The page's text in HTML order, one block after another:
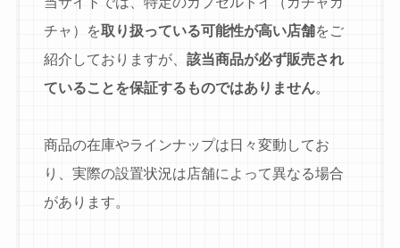
チャ）を取り扱っている可能性が高い店舗をご
紹介しておりますが、 該当商品が必ず販売され
ていることを保証するものではありません。
商品の在庫やラインナップは日々変動してお
り、実際の設置状況は店舗によって異なる場合
があります。